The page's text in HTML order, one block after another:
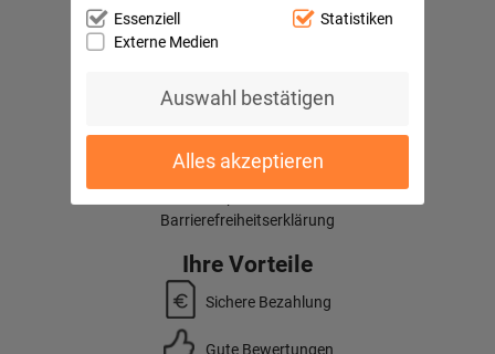
Essenziell
Statistiken
Externe Medien
Auswahl bestätigen
Alles akzeptieren
Versandkosten
Kundenbewertungen
Partnerprogramme
Datenschutz
Widerrufsbelehrung
Barrierefreiheitserklärung
Ihre Vorteile
Sichere Bezahlung
Gute Bewertungen